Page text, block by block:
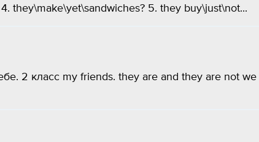
they\make\yet\sandwiches? 5. they buy\just\not...
2 класс my friends. they are and they are not we